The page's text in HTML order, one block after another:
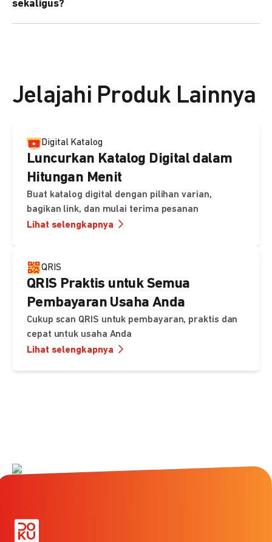
kebutuhan Anda.
sekaligus?
Jelajahi Produk Lainnya
Digital Katalog
Luncurkan Katalog Digital dalam
Hitungan Menit
Buat katalog digital dengan pilihan varian,
bagikan link, dan mulai terima pesanan
Lihat selengkapnya
QRIS
QRIS Praktis untuk Semua
Pembayaran Usaha Anda
Cukup scan QRIS untuk pembayaran, praktis dan
cepat untuk usaha Anda
Lihat selengkapnya